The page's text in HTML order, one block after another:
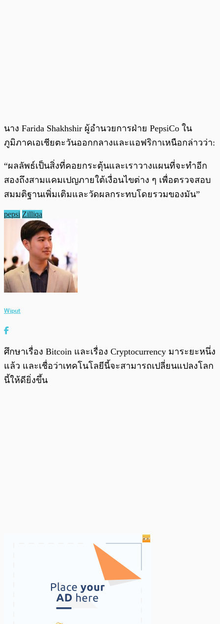
นาง Farida Shakhshir ผู้อำนวยการฝ่าย PepsiCo ใน
ภูมิภาคเอเชียตะวันออกกลางและแอฟริกาเหนือกล่าวว่า:
“ผลลัพธ์เป็นสิ่งที่คอยกระตุ้นและเราวางแผนที่จะทำอีก
สองถึงสามแคมเปญภายใต้เงื่อนไขต่าง ๆ เพื่อตรวจสอบ
สมมติฐานเพิ่มเติมและวัดผลกระทบโดยรวมของมัน”
pepsi Zilliqa
Wiput
ศึกษาเรื่อง Bitcoin และเรื่อง Cryptocurrency มาระยะหนึ่ง
แล้ว และเชื่อว่าเทคโนโลยีนี้จะสามารถเปลี่ยนแปลงโลก
นี้ให้ดียิ่งขึ้น